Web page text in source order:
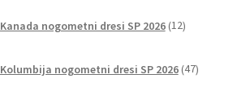
Kanada nogometni dresi SP 2026 12izdelkov
Kolumbija nogometni dresi SP 2026 47izdelkov